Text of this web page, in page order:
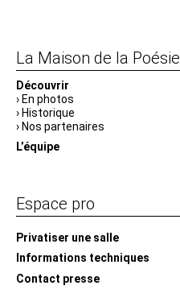
La Maison de la Poésie
Découvrir
En photos
Historique
Nos partenaires
L’équipe
Espace pro
Privatiser une salle
Informations techniques
Contact presse